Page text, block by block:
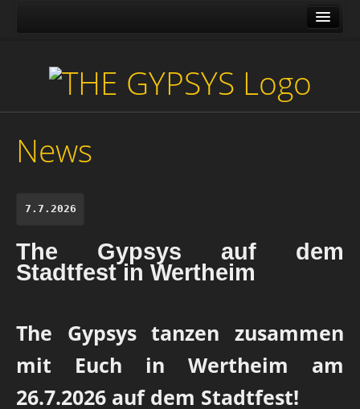
Über uns
Tour
Gäste
Kontakt
News
7.7.2026
The Gypsys auf dem
Stadtfest in Wertheim
The Gypsys tanzen zusammen
mit Euch in Wertheim am
26.7.2026 auf dem Stadtfest!